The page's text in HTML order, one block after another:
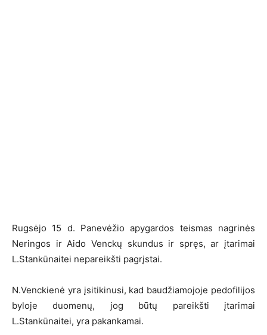
Rugsėjo 15 d. Panevėžio apygardos teismas nagrinės
Neringos ir Aido Venckų skundus ir spręs, ar įtarimai
L.Stankūnaitei nepareikšti pagrįstai.
N.Venckienė yra įsitikinusi, kad baudžiamojoje pedofilijos
byloje duomenų, jog būtų pareikšti įtarimai
L.Stankūnaitei, yra pakankamai.